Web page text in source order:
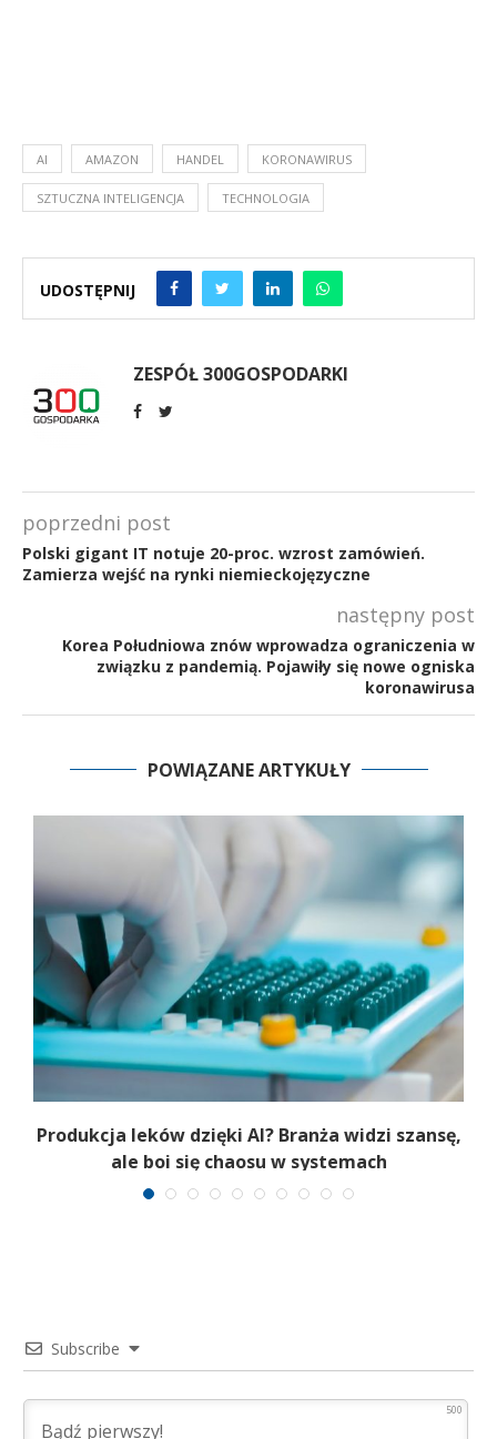
AI AMAZON HANDEL KORONAWIRUS
SZTUCZNA INTELIGENCJA TECHNOLOGIA
UDOSTĘPNIJ
ZESPÓŁ 300GOSPODARKI
poprzedni post
Polski gigant IT notuje 20-proc. wzrost zamówień.
Zamierza wejść na rynki niemieckojęzyczne
następny post
Korea Południowa znów wprowadza ograniczenia w
związku z pandemią. Pojawiły się nowe ogniska
koronawirusa
POWIĄZANE ARTYKUŁY
Produkcja leków dzięki AI? Branża widzi szansę,
ale boi się chaosu w systemach
Subscribe
500